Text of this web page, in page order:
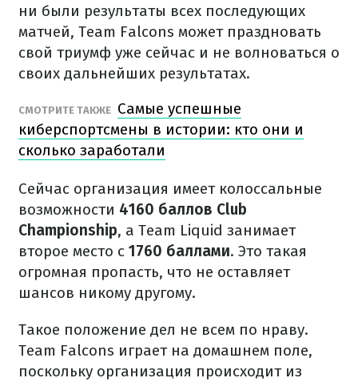
ни были результаты всех последующих
матчей, Team Falcons может праздновать
свой триумф уже сейчас и не волноваться о
своих дальнейших результатах.
СМОТРИТЕ ТАКЖЕ Самые успешные
киберспортсмены в истории: кто они и
сколько заработали
Сейчас организация имеет колоссальные
возможности 4160 баллов Club
Championship, а Team Liquid занимает
второе место с 1760 баллами. Это такая
огромная пропасть, что не оставляет
шансов никому другому.
Такое положение дел не всем по нраву.
Team Falcons играет на домашнем поле,
поскольку организация происходит из